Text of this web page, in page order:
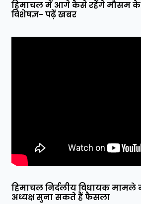
हिमाचल में आगे कैसे रहेंगे मौसम के
विशेषज्ञ- पढ़ें खबर
हिमाचल निर्दलीय विधायक
अध्यक्ष सुना सकते हैं फैसला